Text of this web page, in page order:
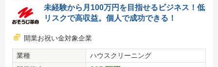
未経験から月100万円を目指せるビジネス！低
リスクで高収益。個人で成功できる！
開業お祝い金対象企業
業種
ハウスクリーニング